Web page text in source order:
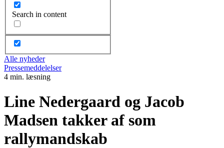
Search in content
Alle nyheder
Pressemeddelelser
4 min. læsning
Line Nedergaard og Jacob
Madsen takker af som
rallymandskab